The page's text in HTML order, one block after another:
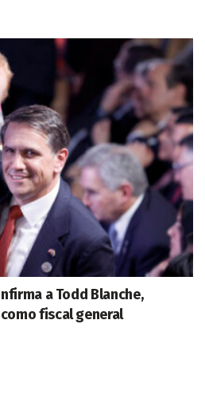
a Todd Blanche,
fiscal general